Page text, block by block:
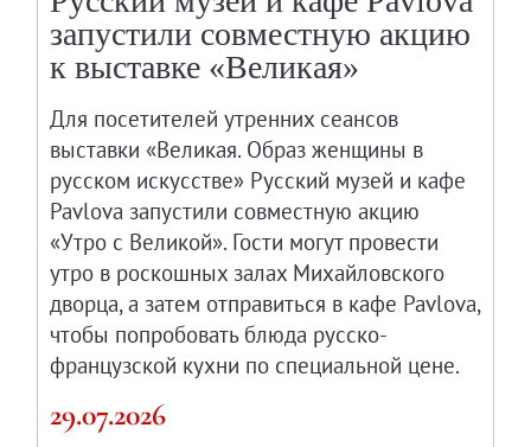
запустили совместную акцию
к выставке «Великая»
Для посетителей утренних сеансов
выставки «Великая. Образ женщины в
русском искусстве» Русский музей и кафе
Pavlova запустили совместную акцию
«Утро с Великой». Гости могут провести
утро в роскошных залах Михайловского
дворца, а затем отправиться в кафе Pavlova,
чтобы попробовать блюда русско-
французской кухни по специальной цене.
29.07.2026